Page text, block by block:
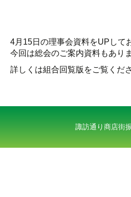
4月15日の理事会資料をUPして
今回は総会のご案内資料もありま
詳しくは組合回覧版をご覧くださ
諏訪通り商店街